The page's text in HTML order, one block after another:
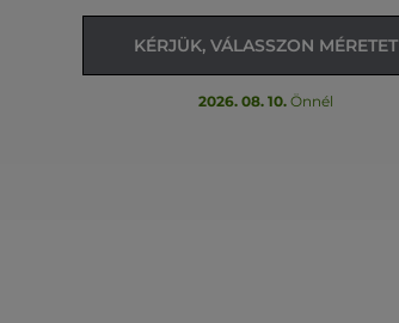
KÉRJÜK, VÁLASSZON MÉRETET
2026. 08. 10.Önnél